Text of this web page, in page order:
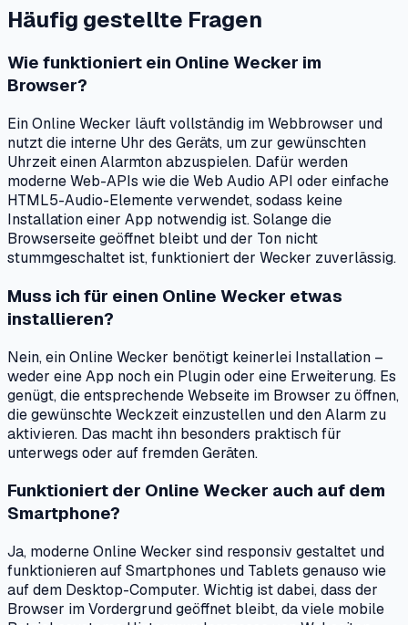
Häufig gestellte Fragen
Wie funktioniert ein Online Wecker im
Browser?
Ein Online Wecker läuft vollständig im Webbrowser und
nutzt die interne Uhr des Geräts, um zur gewünschten
Uhrzeit einen Alarmton abzuspielen. Dafür werden
moderne Web-APIs wie die Web Audio API oder einfache
HTML5-Audio-Elemente verwendet, sodass keine
Installation einer App notwendig ist. Solange die
Browserseite geöffnet bleibt und der Ton nicht
stummgeschaltet ist, funktioniert der Wecker zuverlässig.
Muss ich für einen Online Wecker etwas
installieren?
Nein, ein Online Wecker benötigt keinerlei Installation –
weder eine App noch ein Plugin oder eine Erweiterung. Es
genügt, die entsprechende Webseite im Browser zu öffnen,
die gewünschte Weckzeit einzustellen und den Alarm zu
aktivieren. Das macht ihn besonders praktisch für
unterwegs oder auf fremden Geräten.
Funktioniert der Online Wecker auch auf dem
Smartphone?
Ja, moderne Online Wecker sind responsiv gestaltet und
funktionieren auf Smartphones und Tablets genauso wie
auf dem Desktop-Computer. Wichtig ist dabei, dass der
Browser im Vordergrund geöffnet bleibt, da viele mobile